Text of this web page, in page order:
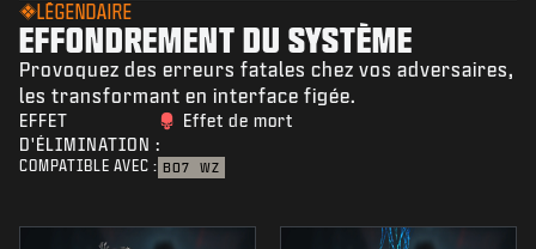
LÉGENDAIRE
EFFONDREMENT DU SYSTÈME
Provoquez des erreurs fatales chez vos adversaires,
les transformant en interface figée.
EFFET
D'ÉLIMINATION :
Effet de mort
COMPATIBLE AVEC : BO7 WZ